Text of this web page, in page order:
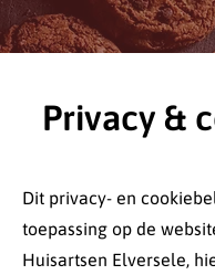
Privacy &
Dit privacy- en
toepassing op de
Huisartsen Elversele,